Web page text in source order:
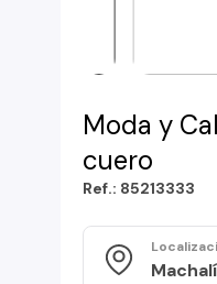
Moda y
cuero
Ref.: 85213333
Machalí